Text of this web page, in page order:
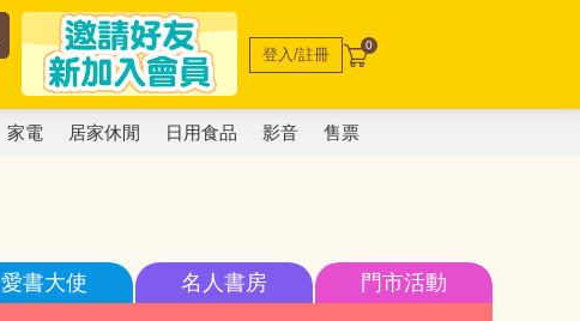
登入/註冊 0
家電 居家休閒 日用食品 影音 售票
愛書大使 名人書房 門市活動